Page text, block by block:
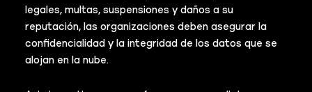
legales, multas, suspensiones y daños a su
reputación, las organizaciones deben asegurar la
confidencialidad y la integridad de los datos que se
alojan en la nube.